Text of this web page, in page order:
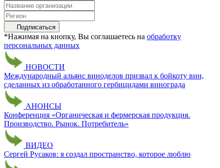
Подписаться
*Нажимая на кнопку, Вы соглашаетесь на обработку
персональных данных
НОВОСТИ
Международный альянс виноделов призвал к бойкоту вин,
сделанных из обработанного гербицидами винограда
АНОНСЫ
Конференция «Органическая и фермерская продукция.
Производство. Рынок. Потребитель»
ВИДЕО
Сергей Русаков: я создал пространство, которое люблю